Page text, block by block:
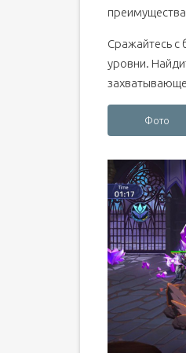
Сражайтесь с
уровни.
Фото